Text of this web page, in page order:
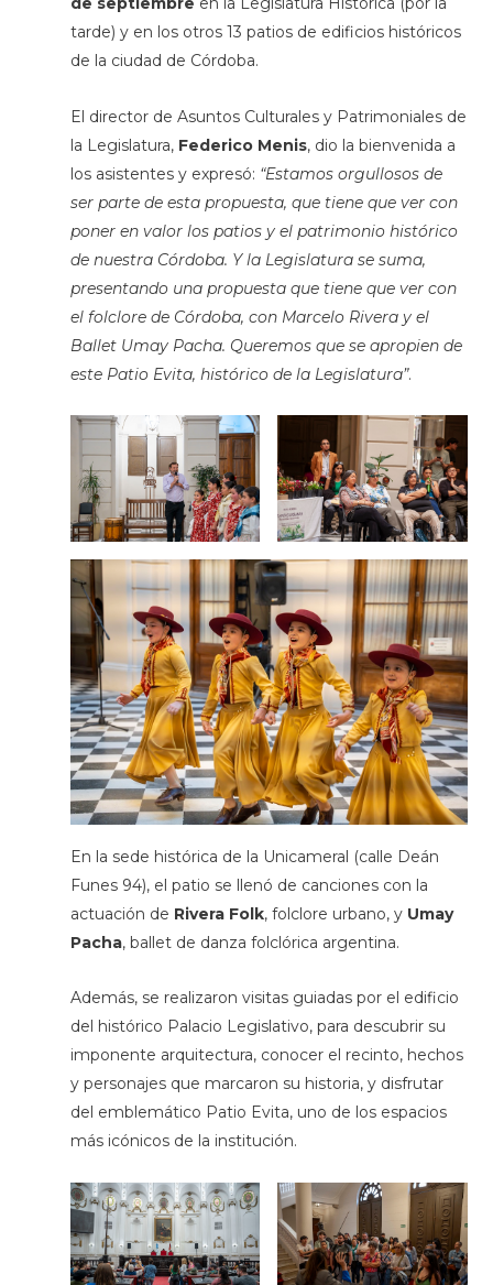
tarde) y en los otros 13 patios de edificios históricos
de la ciudad de Córdoba.
El director de Asuntos Culturales y Patrimoniales de
la Legislatura, Federico Menis, dio la bienvenida a
los asistentes y expresó: “Estamos orgullosos de
ser parte de esta propuesta, que tiene que ver con
poner en valor los patios y el patrimonio histórico
de nuestra Córdoba. Y la Legislatura se suma,
presentando una propuesta que tiene que ver con
el folclore de Córdoba, con Marcelo Rivera y el
Ballet Umay Pacha. Queremos que se apropien de
este Patio Evita, histórico de la Legislatura”.
En la sede histórica de la Unicameral (calle Deán
Funes 94), el patio se llenó de canciones con la
actuación de Rivera Folk, folclore urbano, y Umay
Pacha, ballet de danza folclórica argentina.
Además, se realizaron visitas guiadas por el edificio
del histórico Palacio Legislativo, para descubrir su
imponente arquitectura, conocer el recinto, hechos
y personajes que marcaron su historia, y disfrutar
del emblemático Patio Evita, uno de los espacios
más icónicos de la institución.